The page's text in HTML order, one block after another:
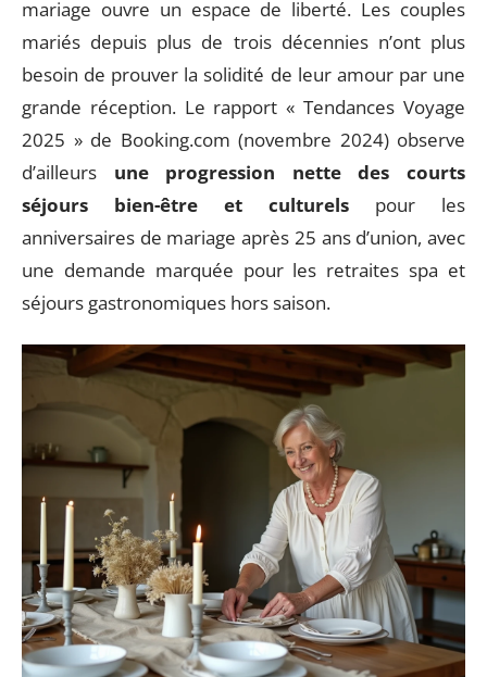
mariage ouvre un espace de liberté. Les couples
mariés depuis plus de trois décennies n’ont plus
besoin de prouver la solidité de leur amour par une
grande réception. Le rapport « Tendances Voyage
2025 » de Booking.com (novembre 2024) observe
d’ailleurs une progression nette des courts
séjours bien-être et culturels pour les
anniversaires de mariage après 25 ans d’union, avec
une demande marquée pour les retraites spa et
séjours gastronomiques hors saison.